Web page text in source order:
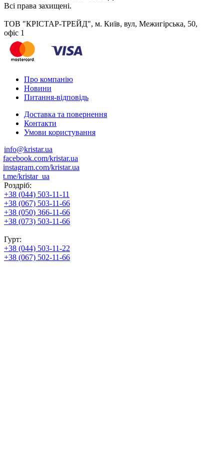
Всі права захищені.
ТОВ "КРІСТАР-ТРЕЙД", м. Київ, вул, Межигірська, 50,
офіс 1
Про компанію
Новини
Питання-відповідь
Доставка та повернення
Контакти
Умови користування
info@kristar.ua
facebook.com/kristar.ua
instagram.com/kristar.ua
t.me/kristar_ua
Роздріб:
+38 (044) 503-11-11
+38 (067) 503-11-66
+38 (050) 366-11-66
+38 (073) 503-11-66
Гурт:
+38 (044) 503-11-22
+38 (067) 502-11-66